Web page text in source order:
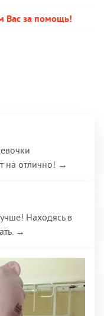
Вас за помощь!
на отлично! →
Находясь в
→